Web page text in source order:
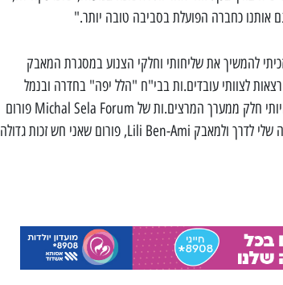
אותנו כחברה הפועלת בסביבה טובה יותר."
להמשיך את שליחותי וחלקי הצנוע במסגרת המאבק
לצוותי עובדים.ות בבי"ח "הלל יפה" בחדרה ובנמל
אשדוד. ההרצאה בנמל אשדוד התקיימה במסגרת היותי חלק ממערך המרצים.ות של Michal Sela Forum פורום
מיכל סלה, אותו ייסדה אחותה של מיכל ושותפה יקרה שלי לדרך ולמאבק Lili Ben-Ami, פורום שאני חש זכות גדולה